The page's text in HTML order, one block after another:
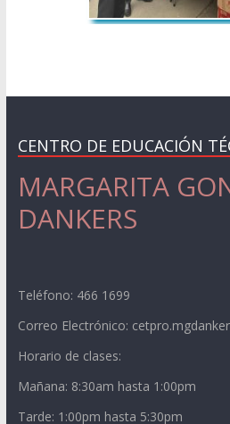
CENTRO DE EDUCACIÓN
MARGARITA
DANKERS
Teléfono: 466 1699
Correo Electrónico:
Horario de clases:
Mañana: 8:30am hasta 1:00pm
Tarde: 1:00pm hasta 5:30pm